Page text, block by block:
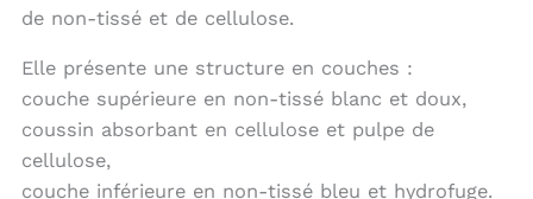
de non-tissé et de cellulose.
Elle présente une structure en couches :
couche supérieure en non-tissé blanc et doux,
coussin absorbant en cellulose et pulpe de
cellulose,
couche inférieure en non-tissé bleu et hydrofuge.